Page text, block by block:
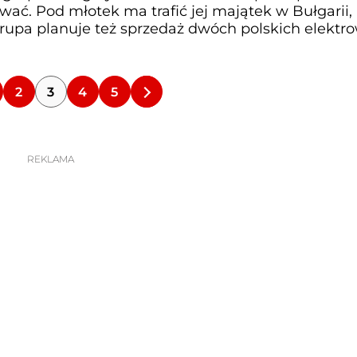
Pod młotek ma trafić jej majątek w Bułgarii,
planuje też sprzedaż dwóch polskich
2 3 4 5
REKLAMA